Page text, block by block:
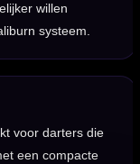
willen
systeem.
voor darters die
een compacte